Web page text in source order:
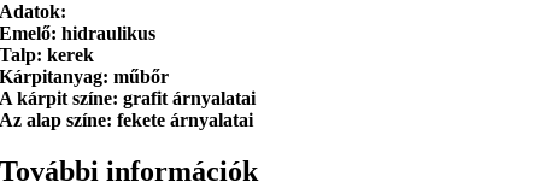
Adatok:
Emelő: hidraulikus
Talp: kerek
Kárpitanyag: műbőr
A kárpit színe: grafit árnyalatai
Az alap színe: fekete árnyalatai
További információk